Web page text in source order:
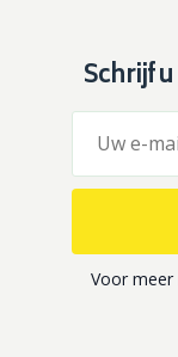
Schrijf
Voor